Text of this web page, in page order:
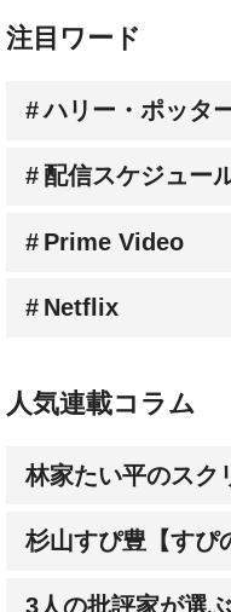
ハリー・ポッター
配信スケジュー
Prime Video
Netflix
林家たい平のスク
杉山すぴ豊【すぴ
3人の批評家が選